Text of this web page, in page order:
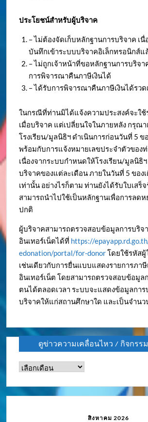
ประโยชน์สำหรับผู้บริจาค
– ไม่ต้องจัดเก็บหลักฐานการบริจาค เ
บันทึกเข้าระบบบริจาคอิเล็กทรอนิกส์แ
– ไม่ถูกเจ้าหน้าที่ขอหลักฐานการบริจา
การพิจารณาคืนภาษีเงินได้
– ได้รับการพิจารณาคืนภาษีเงินได้รวด
ในกรณีที่ท่านมิได้แจ้งความประสงค์จะใช้
เมื่อบริจาค แต่เปลี่ยนใจในภายหลัง กรุณา
โรงเรียน/มูลนิธิฯ ดำเนินการก่อนวันที่ 5 ข
พร้อมกับการแจ้งหมายเลขประจำตัวของ
เนื่องจากระบบกำหนดให้โรงเรียน/มูลนิธิ
บริจาคของแต่ละเดือน ภายในวันที่ 5 ของ
เท่านั้น อย่างไรก็ตาม ท่านยังได้รับใบเสร็
สามารถนำไปใช้เป็นหลักฐานเพื่อการลด
ปกติ
ผู้บริจาคสามารถตรวจสอบข้อมูลการบริจ
อินเทอร์เน็ตได้ที่ https://
edonation/portal/for-donorโดยใช้รหัส
เช่นเดียวกับการยื่นแบบแสดงรายการภาษี
อินเทอร์เน็ต โดยสามารถตรวจสอบข้อมูล
ตนได้ตลอดเวลา ระบบจะแสดงข้อมูลการ
บริจาคให้แก่สถานศึกษาใด และเป็นจำนว
ดูข่าวความเคลื่อนไหว / กิจกรร
ดู
ความ
สิงหาคม 2026